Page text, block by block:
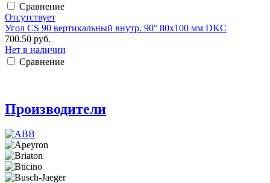
Сравнение
Отсутствует
Угол CS 90 вертикальный внутр. 90° 80х100 мм DKC
700.50 руб.
Нет в наличии
Сравнение
Производители